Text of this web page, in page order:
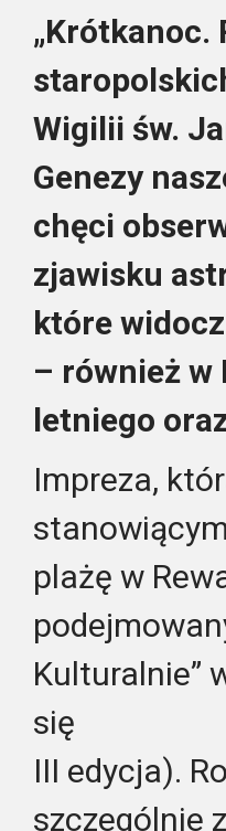
„Krótkanoc.
Wigilii św.
Genezy
chęci
zjawisku
które
– również w
letniego
Impreza,
plażę w
Kulturalnie”
się
III edycja).
szczególnie